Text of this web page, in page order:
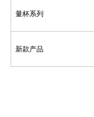
量杯系列
新款产品